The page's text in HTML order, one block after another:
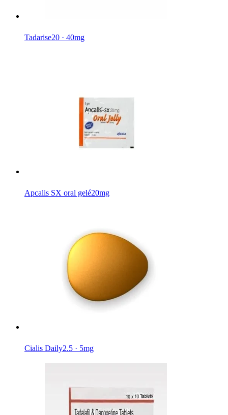
Tadarise20 · 40mg
Apcalis SX oral gelé20mg
Cialis Daily2.5 · 5mg